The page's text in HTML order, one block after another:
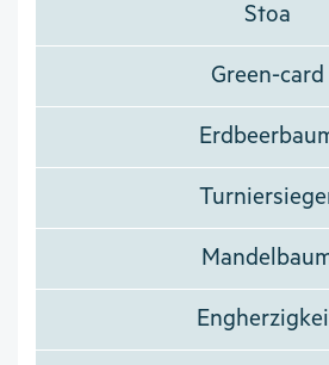
Stoa
Green-card